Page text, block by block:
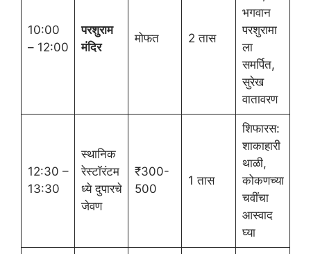
10:00
– 12:00
परशुराम
मंदिर
मोफत 2 तास
भगवान
परशुरामा
ला
समर्पित,
सुरेख
वातावरण
12:30 –
13:30
स्थानिक
रेस्टॉरंटम
ध्ये दुपारचे
जेवण
₹300-
500
1 तास
शिफारस:
शाकाहारी
थाळी,
कोकणच्या
चवींचा
आस्वाद
घ्या